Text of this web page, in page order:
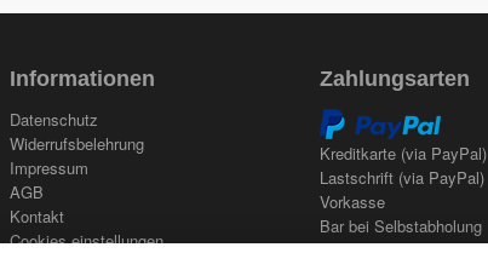
Informationen
Datenschutz
Widerrufsbelehrung
Impressum
AGB
Kontakt
Cookies einstellungen
Zahlungsarten
Kreditkarte (via PayPal)
Lastschrift (via PayPal)
Vorkasse
Bar bei Selbstabholung